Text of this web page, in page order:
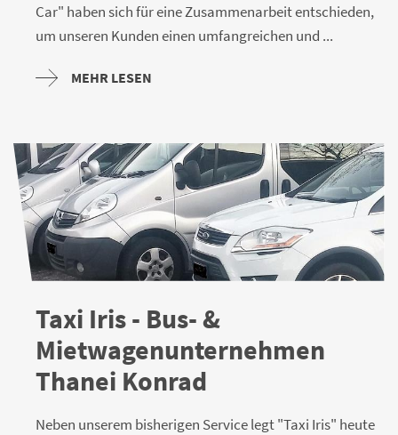
Car" haben sich für eine Zusammenarbeit entschieden,
um unseren Kunden einen umfangreichen und ...
MEHR LESEN
Taxi Iris - Bus- &
Mietwagenunternehmen
Thanei Konrad
Neben unserem bisherigen Service legt "Taxi Iris" heute